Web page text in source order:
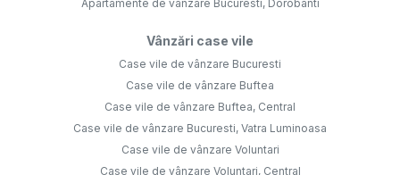
Apartamente de vânzare Bucuresti, Dorobanti
Vânzări case vile
Case vile de vânzare Bucuresti
Case vile de vânzare Buftea
Case vile de vânzare Buftea, Central
Case vile de vânzare Bucuresti, Vatra Luminoasa
Case vile de vânzare Voluntari
Case vile de vânzare Voluntari, Central